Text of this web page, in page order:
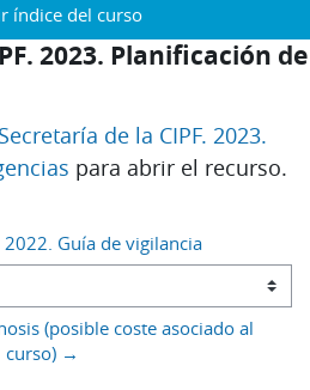
del curso
índice del curso
2023. Planificación de
Secretaría de la CIPF. 2023.
para abrir el recurso.
2022. Guía de vigilancia
(posible coste asociado al
curso) →